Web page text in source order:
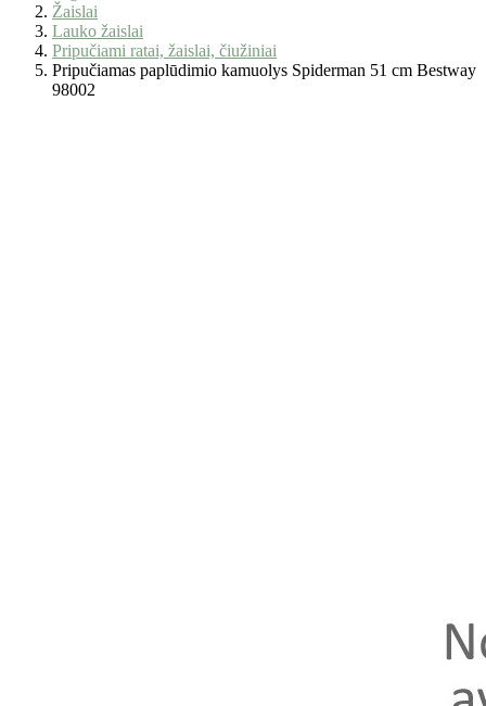
Žaislai
Lauko žaislai
Pripučiami ratai, žaislai, čiužiniai
Pripučiamas paplūdimio kamuolys Spiderman 51 cm Bestway
98002